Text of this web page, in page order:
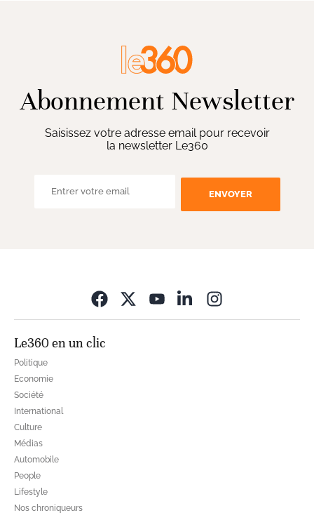
Abonnement Newsletter
Saisissez votre adresse email pour recevoir
la newsletter Le360
ENVOYER
Le360 en un clic
Politique
Economie
Société
International
Culture
Médias
Automobile
People
Lifestyle
Nos chroniqueurs